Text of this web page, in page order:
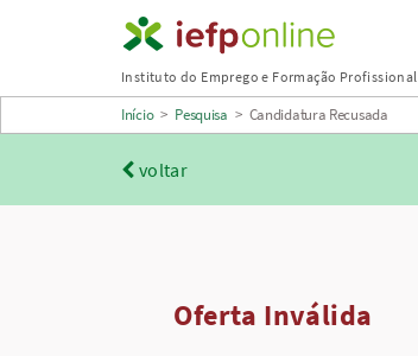
Instituto do Emprego e Formação Profissional
Início > Pesquisa > Candidatura Recusada
voltar
Oferta Inválida